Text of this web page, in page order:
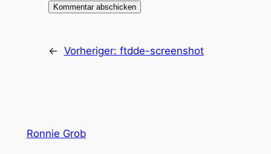
← Vorheriger: ftdde-screenshot
Ronnie Grob